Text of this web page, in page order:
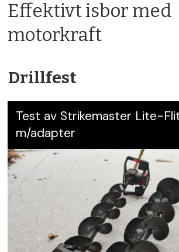
Effektivt isbor med
motorkraft
Drillfest
Test av Strikemaster Lite-
m/adapter